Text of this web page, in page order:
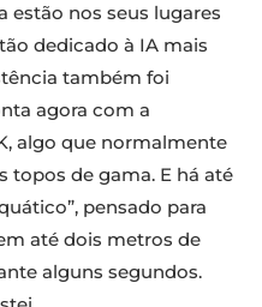
estão nos seus lugares
dedicado à IA mais
também foi
agora com a
algo que normalmente
topos de gama. E há até
pensado para
até dois metros de
alguns segundos.